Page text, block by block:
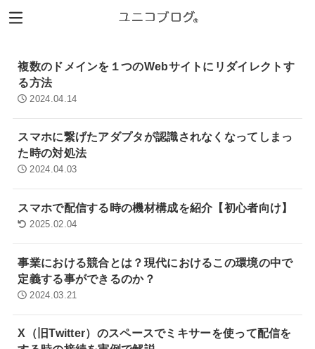
複数のドメインを１つのWebサイトにリダイレクトす
る方法
2024.04.14
スマホに繋げたアダプタが認識されなくなってしまっ
た時の対処法
2024.04.03
スマホで配信する時の機材構成を紹介【初心者向け】
2025.02.04
事業における競合とは？現代におけるこの環境の中で
定義する事ができるのか？
2024.03.21
X（旧Twitter）のスペースでミキサーを使って配信を